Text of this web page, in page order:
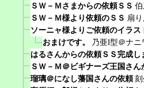
ＳＷ－Ｍさまからの依頼ＳＳ
ＳＷ－Ｍ様より依頼のＳＳ 扇
ソーニャ様よりご依頼のイラ
おまけです。
乃亜I型＠ナ
はるさんからの依頼ＳＳ完成し
ＳＷ－Ｍ＠ビギナーズ王国さん
瑠璃＠になし藩国さんの依頼